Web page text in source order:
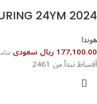
24YM 2024
هوندا
177,100.00 ريال سعودى
أقساط تبدأ من 2461